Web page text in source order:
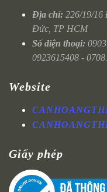
Địa chỉ: 226/19/16
Đức, TP HCM
Số điện thoại:
0923615408 -
Website
Giấy phép